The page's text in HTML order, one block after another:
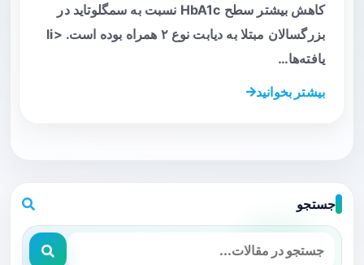
کاهش بیشتر سطح HbA1c نسبت به سمگلوتاید در
بزرگسالان مبتلا به دیابت نوع ۲ همراه بوده است. <li
یافته‌ها…
بیشتر بخوانید
جستجو